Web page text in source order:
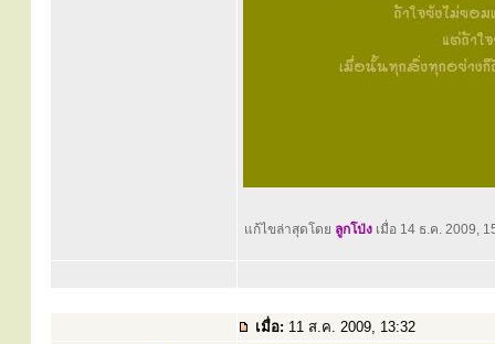
แก้ไขล่าสุดโดย ลูกโป่ง เมื่อ 14 ธ.ค. 2009,
เมื่อ: 11 ส.ค. 2009, 13:32